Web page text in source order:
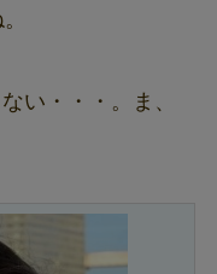
い・・・。ま、